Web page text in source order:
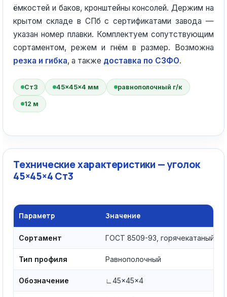
ёмкостей и баков, кронштейны консолей. Держим на
крытом складе в СПб с сертификатами завода —
указан номер плавки. Комплектуем сопутствующим
сортаментом, режем и гнём в размер. Возможна
резка и гибка, а также доставка по СЗФО.
Ст3 45×45×4 мм равнополочный г/к
12 м
Технические характеристики — уголок
45×45×4 Ст3
Параметр Значение
Сортамент ГОСТ 8509-93, горячекатаный
Тип профиля Равнополочный
Обозначение ∟45×45×4